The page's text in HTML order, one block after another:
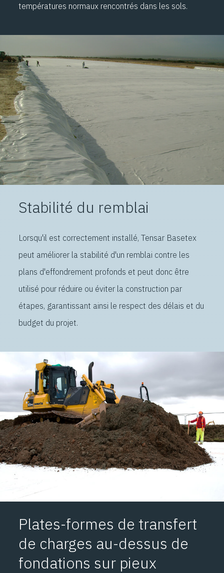
températures normaux rencontrés dans les sols.
Stabilité du remblai
Lorsqu'il est correctement installé, Tensar Basetex
peut améliorer la stabilité d'un remblai contre les
plans d'effondrement profonds et peut donc être
utilisé pour réduire ou éviter la construction par
étapes, garantissant ainsi le respect des délais et du
budget du projet.
Plates-formes de transfert
de charges au-dessus de
fondations sur pieux